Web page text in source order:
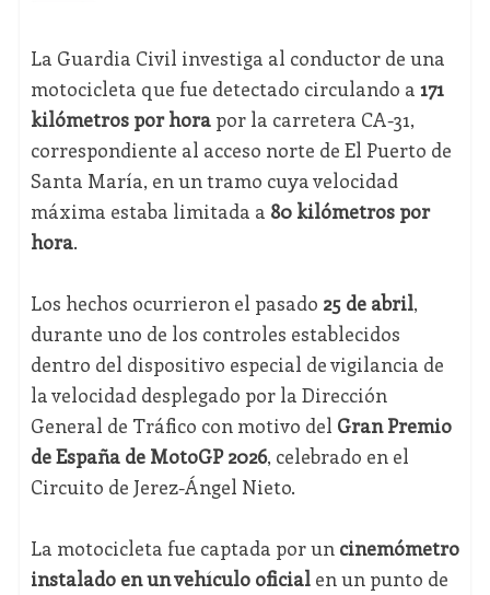
La Guardia Civil investiga al conductor de una
motocicleta que fue detectado circulando a 171
kilómetros por horapor la carretera CA-31,
correspondiente al acceso norte de El Puerto de
Santa María, en un tramo cuya velocidad
máxima estaba limitada a 80 kilómetros por
hora.
Los hechos ocurrieron el pasado 25 de abril,
durante uno de los controles establecidos
dentro del dispositivo especial de vigilancia de
la velocidad desplegado por la Dirección
General de Tráfico con motivo del Gran Premio
de España de MotoGP 2026, celebrado en el
Circuito de Jerez-Ángel Nieto.
La motocicleta fue captada por un cinemómetro
instalado en un vehículo oficialen un punto de